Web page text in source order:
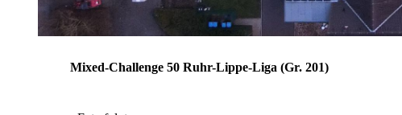
Mixed-Challenge 50 Ruhr-Lippe-Liga (Gr. 201)